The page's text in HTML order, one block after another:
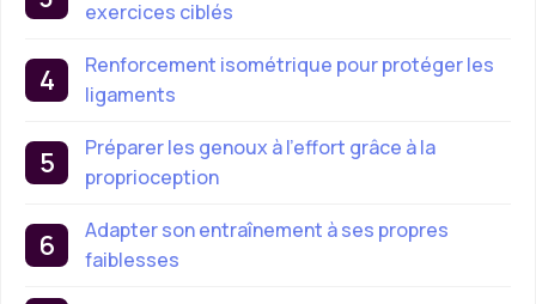
exercices ciblés
Renforcement isométrique pour protéger les
ligaments
Préparer les genoux à l’effort grâce à la
proprioception
Adapter son entraînement à ses propres
faiblesses